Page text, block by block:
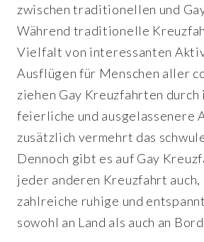
zwischen traditionellen und
Während traditionelle
Vielfalt von interessanten
Ausflügen für Menschen aller
ziehen Gay Kreuzfahrten durch
feierliche und ausgelassenere
zusätzlich vermehrt das
Dennoch gibt es auf Gay
jeder anderen Kreuzfahrt
zahlreiche ruhige und
sowohl an Land als auch an